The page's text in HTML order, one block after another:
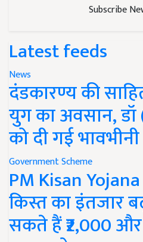
Subscribe
Latest feeds
News
दंडकारण्य की
युग का अवसान, डॉ
को दी गई भावभीनी
Government Scheme
PM Kisan
किस्त का इंतजार
सकते हैं ₹2,000